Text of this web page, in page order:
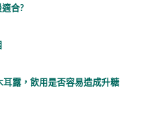
合?
耳露，飲用是否容易造成升糖